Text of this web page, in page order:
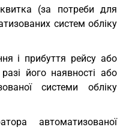
квитка (за потреби для
систем обліку
і прибуття рейсу або
його наявності або
системи обліку
автоматизованої